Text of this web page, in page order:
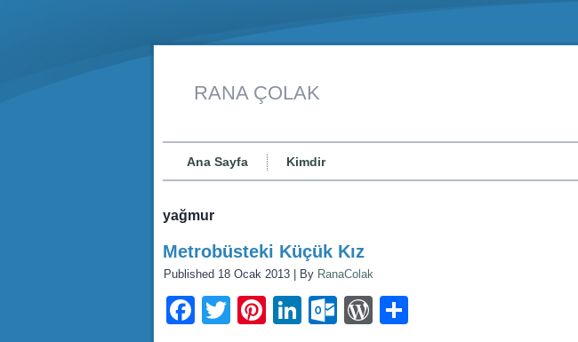
RANA ÇOLAK
Ana Sayfa Kimdir
yağmur
Metrobüsteki Küçük Kız
Published 18 Ocak 2013 By RanaColak
Facebook
TwitterPinterest
LinkedIn
Outlook.com
WordPress